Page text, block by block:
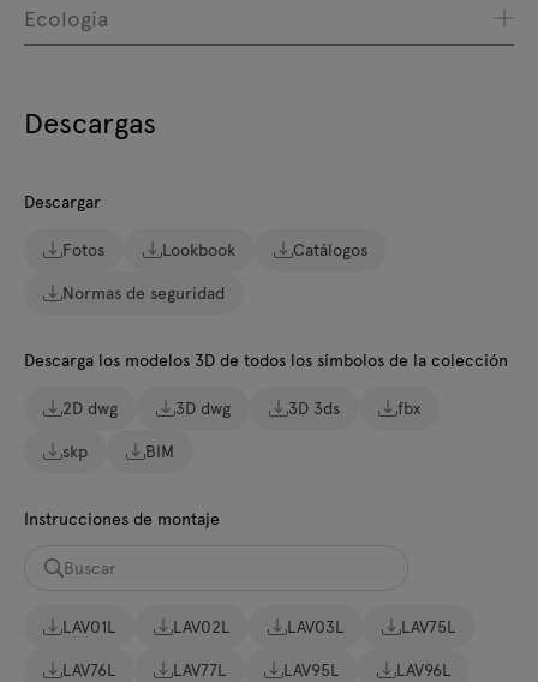
Ecología
Descargas
Descargar
Fotos Lookbook
Catálogos
Normas de seguridad
Descarga los modelos 3D de todos los símbolos de la colección
2D dwg 3D dwg 3D 3ds
fbx
skp
BIM
Instrucciones de montaje
LAV01L LAV02L LAV03L
LAV75L
LAV76L
LAV77L LAV95L
LAV96L